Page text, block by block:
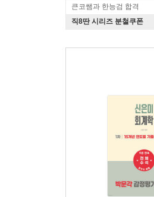
큰코쌤과 한능검 합격
직8딴 시리즈 분철쿠폰